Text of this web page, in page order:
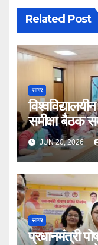
Related Post
सागर
समीक्षा बैठक
JUN 20, 2026
सागर
प्रधानमंत्री